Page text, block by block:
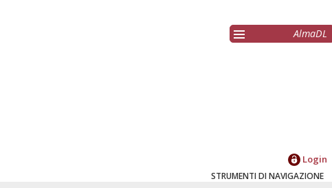
AlmaDL
Login
STRUMENTI DI NAVIGAZIONE